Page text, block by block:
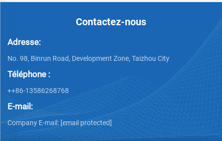
Contactez-nous
Adresse:
No. 98, Binrun Road, Development Zone, Taizhou City
Téléphone :
++86-13586268768
E-mail:
Company E-mail: [email protected]